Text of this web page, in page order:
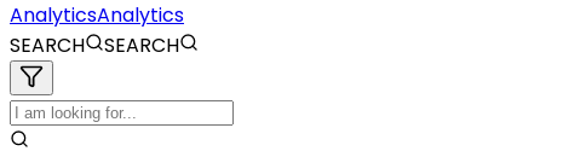
AnalyticsAnalytics
SEARCH
SEARCH